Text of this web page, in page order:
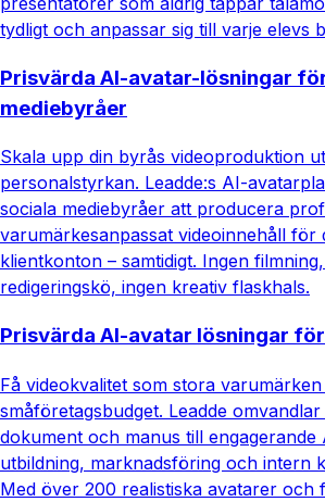
tydligt och anpassar sig till varje elevs
Prisvärda AI-avatar-lösningar
mediebyråer
Skala upp din byrås videoproduktion
personalstyrkan. Leadde:s AI-
sociala mediebyråer att producera
varumärkesanpassat videoinnehåll för
klientkonton – samtidigt. Ingen
redigeringskö, ingen kreativ flaskhals.
Prisvärda AI-avatar lösningar
Få videokvalitet som stora
småföretagsbudget. Leadde
dokument och manus till
utbildning, marknadsföring och intern
Med över 200 realistiska avatarer och